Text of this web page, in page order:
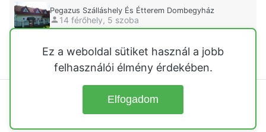
Pegazus Szálláshely És Étterem Dombegyház
14 férőhely, 5 szoba
Taviròzsa Üdülőház Zalalövő
6 férőhely, 2 szoba
Ez a weboldal sütiket használ a jobb
felhasználói élmény érdekében.
Elfogadom